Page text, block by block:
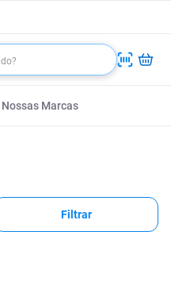
Nossas Marcas
Filtrar